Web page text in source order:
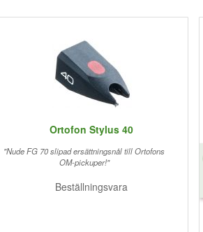
Ortofon Stylus 40
"Nude FG 70 slipad ersättningsnål till Ortofons
OM-pickuper!"
Beställningsvara